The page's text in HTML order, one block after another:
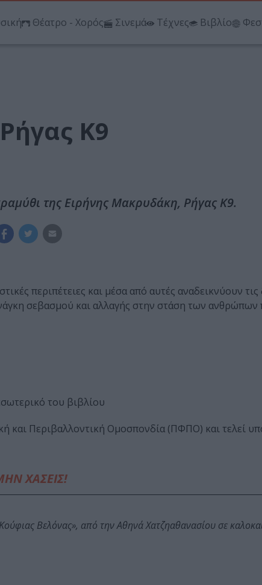
Θέατρο - Χορός Σινεμά Τέχνες Βιβλίο
Κ9
της Ειρήνης Μακρυδάκη, Ρήγας Κ9.
περιπέτειες και μέσα από αυτές αναδεικνύουν τις
σεβασμού και αλλαγής στην στάση των ανθρώπων
του βιβλίου
και Περιβαλλοντική Ομοσπονδία (ΠΦΠΟ) και τελεί
ΧΑΣΕΙΣ!
Βελόνας», από την Αθηνά Χατζηαθανασίου σε